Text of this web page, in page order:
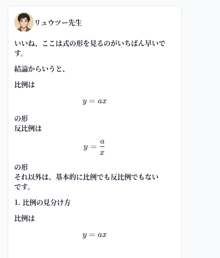
リュウツー先生
いいね、ここは式の形を見るのがいちばん早いで
す。
結論からいうと、
比例は
y=ax
y = ax
の形
反比例は
y=\frac{a}{x}
y =
x
a
の形
それ以外は、基本的に比例でも反比例でもない
です。
1. 比例の見分け方
比例は
y=ax
y = ax